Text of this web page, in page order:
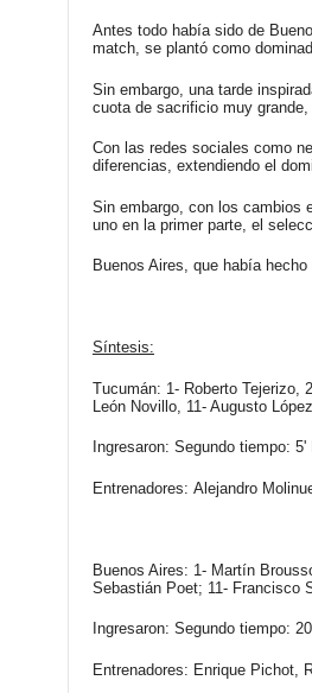
Antes todo había sido de
match, se plantó como
Sin embargo, una tarde
cuota de sacrificio muy
Con las redes sociales como
diferencias, extendiendo el
Sin embargo, con los cambios
uno en la primer parte, el
Buenos Aires, que había
Síntesis:
Tucumán: 1- Roberto Tejerizo,
León Novillo, 11- Augusto
Ingresaron: Segundo tiempo: 5'
Entrenadores: Alejandro
Buenos Aires: 1- Martín
Sebastián Poet; 11- Francisco
Ingresaron: Segundo tiempo:
Entrenadores: Enrique Pichot,